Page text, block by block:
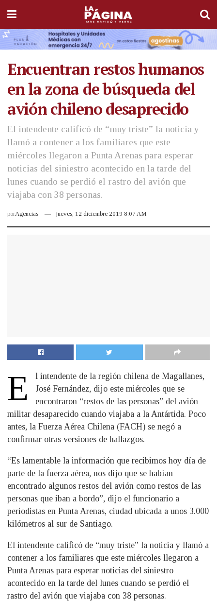
Encuentran restos humanos
en la zona de búsqueda del
avión chileno desaprecido
El intendente calificó de “muy triste” la noticia y
llamó a contener a los familiares que este
miércoles llegaron a Punta Arenas para esperar
noticias del siniestro acontecido en la tarde del
lunes cuando se perdió el rastro del avión que
viajaba con 38 personas.
porAgencias jueves, 12 diciembre 2019 8:07 AM
E
l intendente de la región chilena de Magallanes,
José Fernández, dijo este miércoles que se
encontraron “restos de las personas” del avión
militar desaparecido cuando viajaba a la Antártida. Poco
antes, la Fuerza Aérea Chilena (FACH) se negó a
confirmar otras versiones de hallazgos.
“Es lamentable la información que recibimos hoy día de
parte de la fuerza aérea, nos dijo que se habían
encontrado algunos restos del avión como restos de las
personas que iban a bordo”, dijo el funcionario a
periodistas en Punta Arenas, ciudad ubicada a unos 3.000
kilómetros al sur de Santiago.
El intendente calificó de “muy triste” la noticia y llamó a
contener a los familiares que este miércoles llegaron a
Punta Arenas para esperar noticias del siniestro
acontecido en la tarde del lunes cuando se perdió el
rastro del avión que viajaba con 38 personas.